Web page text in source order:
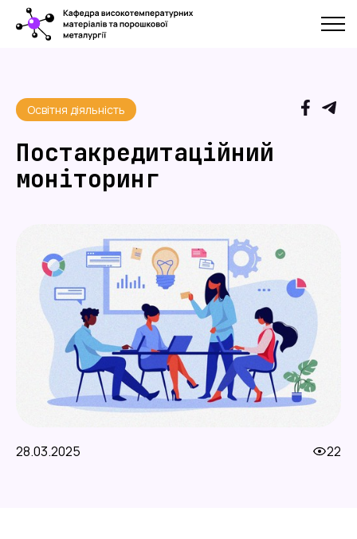
Освітня діяльність
Постакредитаційний
моніторинг
28.03.2025 22